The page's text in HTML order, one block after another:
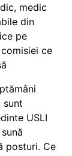
medic
din
pe
ce
sunt
USLI
posturi. Ce